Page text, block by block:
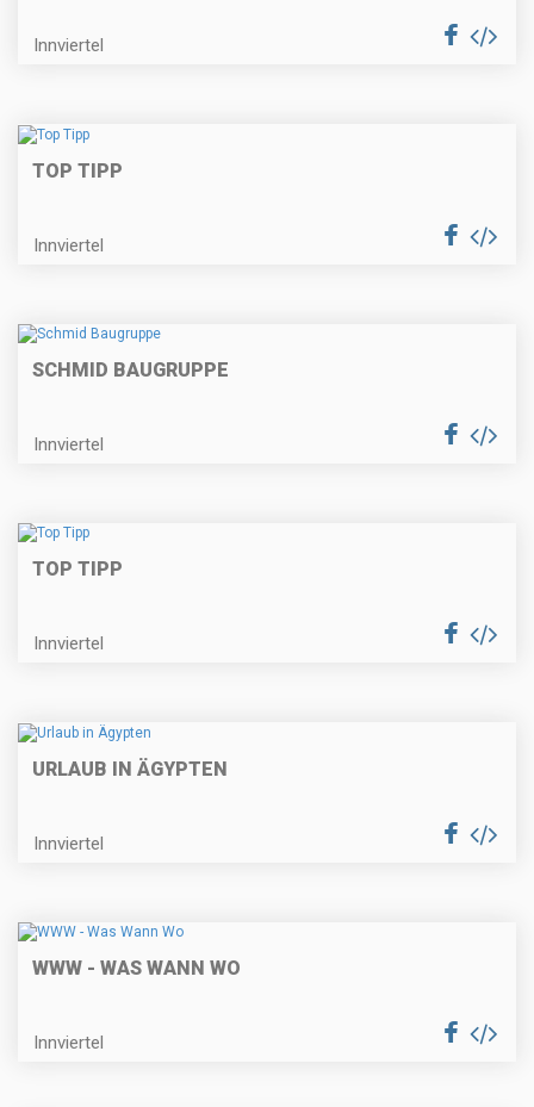
Innviertel
TOP TIPP
Innviertel
SCHMID BAUGRUPPE
Innviertel
TOP TIPP
Innviertel
URLAUB IN ÄGYPTEN
Innviertel
WWW - WAS WANN WO
Innviertel